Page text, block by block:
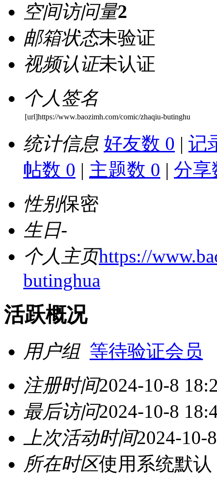
空间访问量2
邮箱状态未验证
视频认证未认证
个人签名
[url]https://www.baozimh.com/comic/zhaqiu-butinghu
统计信息 好友数 0 | 记
帖数 0 | 主题数 0 | 分享
性别保密
生日-
个人主页https://
butinghua
活跃概况
用户组 等待验证会员
注册时间2024-10-8
最后访问2024-10-8
上次活动时间2024-10-
所在时区使用系统默认